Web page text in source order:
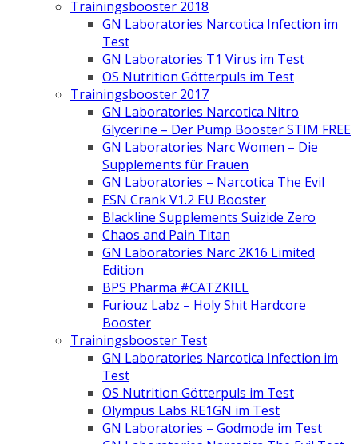
Trainingsbooster 2018
GN Laboratories Narcotica Infection im
Test
GN Laboratories T1 Virus im Test
OS Nutrition Götterpuls im Test
Trainingsbooster 2017
GN Laboratories Narcotica Nitro
Glycerine – Der Pump Booster STIM FREE
GN Laboratories Narc Women – Die
Supplements für Frauen
GN Laboratories – Narcotica The Evil
ESN Crank V1.2 EU Booster
Blackline Supplements Suizide Zero
Chaos and Pain Titan
GN Laboratories Narc 2K16 Limited
Edition
BPS Pharma #CATZKILL
Furiouz Labz – Holy Shit Hardcore
Booster
Trainingsbooster Test
GN Laboratories Narcotica Infection im
Test
OS Nutrition Götterpuls im Test
Olympus Labs RE1GN im Test
GN Laboratories – Godmode im Test